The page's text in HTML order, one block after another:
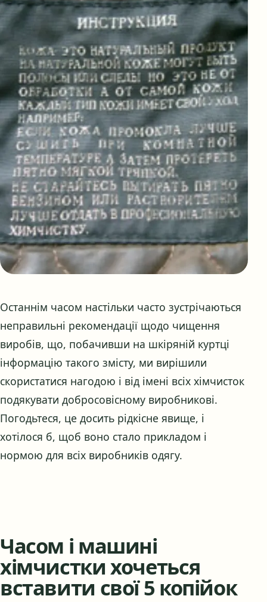
Останнім часом настільки часто зустрічаються
неправильні рекомендації щодо чищення
виробів, що, побачивши на шкіряній куртці
інформацію такого змісту, ми вирішили
скористатися нагодою і від імені всіх хімчисток
подякувати добросовісному виробникові.
Погодьтеся, це досить рідкісне явище, і
хотілося б, щоб воно стало прикладом і
нормою для всіх виробників одягу.
Часом і машині
хімчистки хочеться
вставити свої 5 копійок